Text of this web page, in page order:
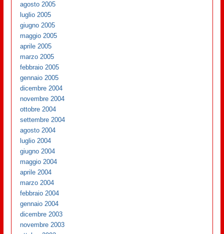
agosto 2005
luglio 2005
giugno 2005
maggio 2005
aprile 2005
marzo 2005
febbraio 2005
gennaio 2005
dicembre 2004
novembre 2004
ottobre 2004
settembre 2004
agosto 2004
luglio 2004
giugno 2004
maggio 2004
aprile 2004
marzo 2004
febbraio 2004
gennaio 2004
dicembre 2003
novembre 2003